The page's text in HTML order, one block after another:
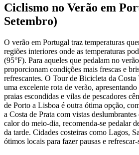
Ciclismo no Verão em
Setembro)
O verão em Portugal traz temperaturas
regiões interiores onde as temperaturas
(95°F). Para aqueles que pedalam no
proporcionam condições mais frescas e
refrescantes. O Tour de Bicicleta da
uma excelente rota de verão,
praias escondidas e vilas de pescadores
de Porto a Lisboa é outra ótima opção,
a Costa de Prata com vistas
calor do meio-dia, recomenda-se pedalar
da tarde. Cidades costeiras como Lagos,
ótimos locais para fazer pausas e